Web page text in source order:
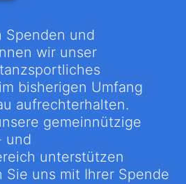
Spenden und
wir unser
bisherigen Umfang
aufrechterhalten.
gemeinnützige
und
unterstützen
Sie uns mit Ihrer Spende